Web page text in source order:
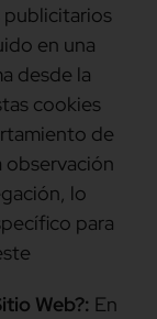
publicitarios
en una
desde la
cookies
de
observación
lo
para
Web?: En